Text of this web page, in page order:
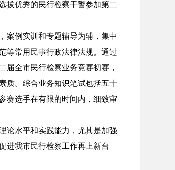
拔优秀的民行检察干警参加第二
案例实训和专题辅导为辅，集中
等常用民事行政法律法规。通过
届全市民行检察业务竞赛初赛，
质。综合业务知识笔试包括五十
赛选手在有限的时间内，细致审
论水平和实践能力，尤其是加强
进我市民行检察工作再上新台